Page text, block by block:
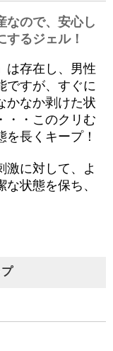
なので、安心し
るジェル！
は存在し、男性
ですが、すぐに
かなか剥けた状
・・このクリむ
長くキープ！
激に対して、よ
状態を保ち、